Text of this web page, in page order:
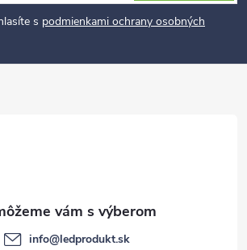
s podmienkami ochrany osobných
info@ledprodukt.sk